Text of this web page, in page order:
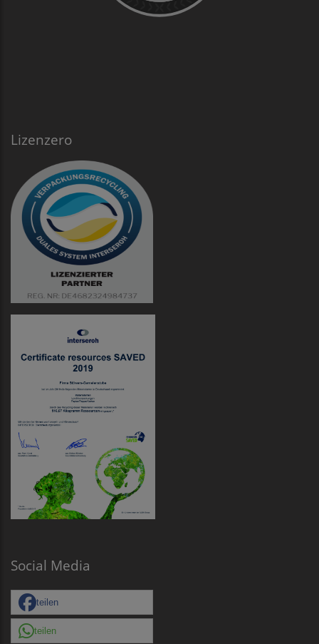
Lizenzero
Social Media
teilen
teilen